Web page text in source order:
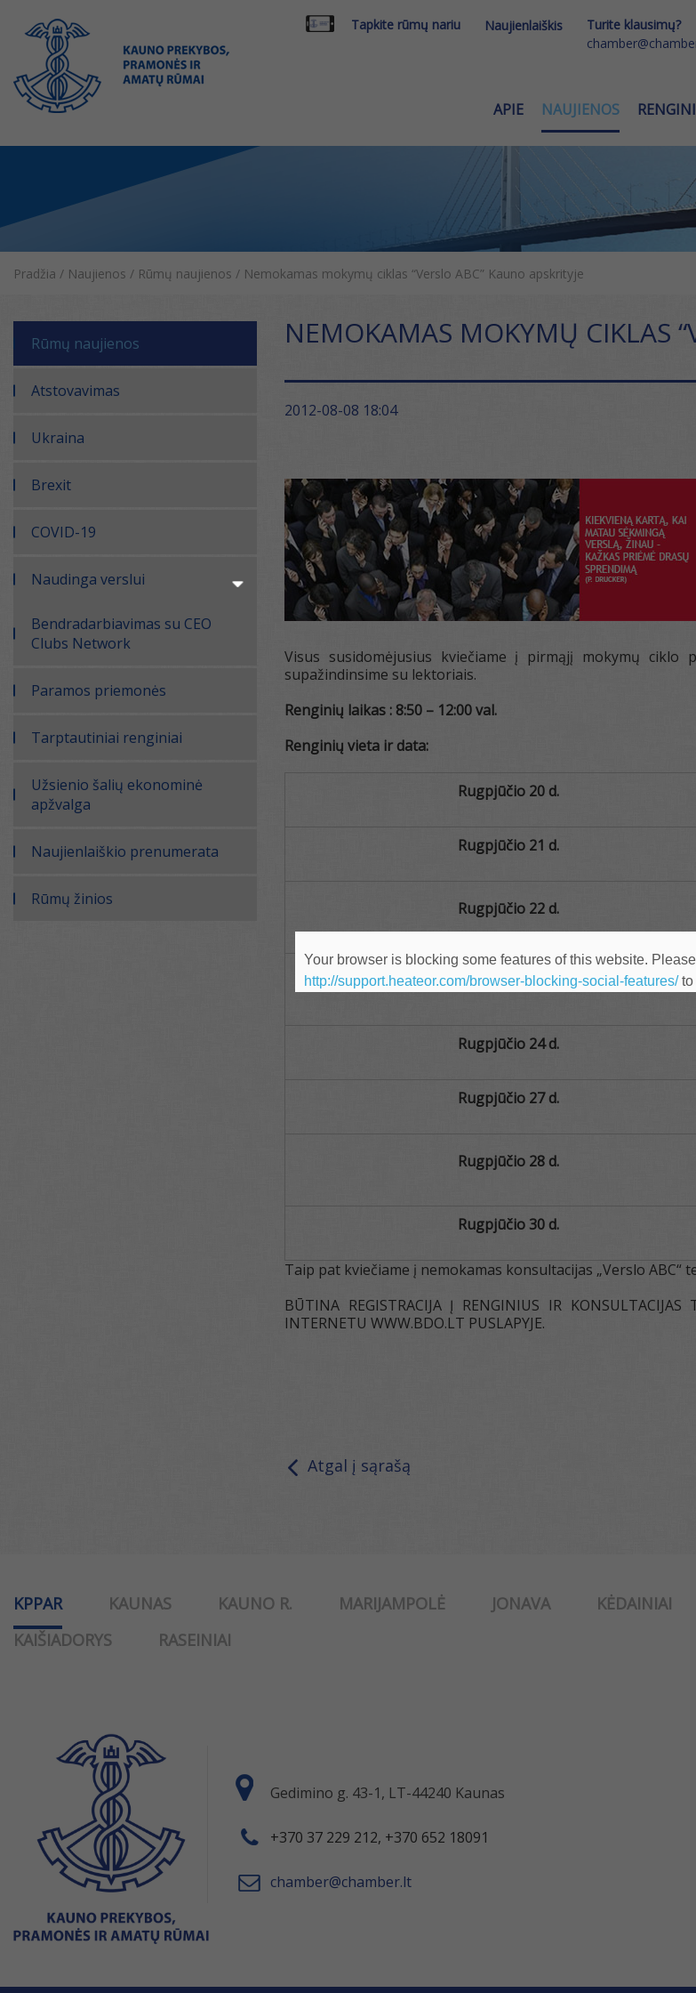
Tapkite rūmų nariu Naujienlaiškis Turite klausimų?
APIE NAUJIENOS
Pradžia / Naujienos / Rūmų naujienos / Nemokamas mokymų ciklas “Verslo ABC” Kauno apskrityje
Rūmų naujienos
Atstovavimas
Ukraina
Brexit
COVID-19
Naudinga verslui
Bendradarbiavimas su CEO
Clubs Network
Paramos priemonės
Tarptautiniai renginiai
Užsienio šalių ekonominė
apžvalga
Naujienlaiškio prenumerata
Rūmų žinios
NEMOKAMAS MOKYMŲ CIKLAS
2012-08-08 18:04
Visus susidomėjusius kviečiame į pirmąjį mokymų
supažindinsime su lektoriais.
Renginių laikas : 8:50 – 12:00 val.
Renginių vieta ir data:
Rugpjūčio 20 d.
Rugpjūčio 21 d.
Rugpjūčio 22 d.
Rugpjūčio 23 d.
Rugpjūčio 24 d.
Rugpjūčio 27 d.
Rugpjūčio 28 d.
Rugpjūčio 30 d.
Taip pat kviečiame į nemokamas konsultacijas „Verslo ABC“
BŪTINA REGISTRACIJA Į RENGINIUS IR
INTERNETU WWW.BDO.LT PUSLAPYJE.
Atgal į sąrašą
KPPAR KAUNAS KAUNO R. MARIJAMPOLĖ JONAVA KĖDAINIAI
KAIŠIADORYS
RASEINIAI
Gedimino g. 43-1, LT-44240 Kaunas
+370 37 229 212, +370 652 18091
chamber@chamber.lt
Your browser is blocking some features of this website.
http://support.heateor.com/browser-blocking-social-features/to